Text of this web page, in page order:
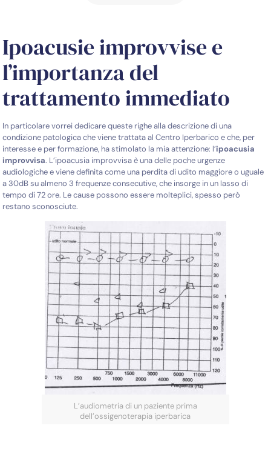
Ipoacusie improvvise e
l’importanza del
trattamento immediato
In particolare vorrei dedicare queste righe alla descrizione di una
condizione patologica che viene trattata al Centro Iperbarico e che, per
interesse e per formazione, ha stimolato la mia attenzione: l’ipoacusia
improvvisa. L’ipoacusia improvvisa è una delle poche urgenze
audiologiche e viene definita come una perdita di udito maggiore o uguale
a 30dB su almeno 3 frequenze consecutive, che insorge in un lasso di
tempo di 72 ore. Le cause possono essere molteplici, spesso però
restano sconosciute.
L’audiometria di un paziente prima
dell’ossigenoterapia iperbarica